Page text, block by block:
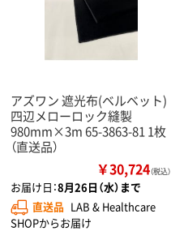
アズワン 遮光布(ベルベット)
四辺メローロック縫製
980mm×3m 65-3863-81 1枚
（直送品）
￥30,724（税込）
お届け日：8月26日（水）まで
直送品 LAB & Healthcare
SHOPからお届け